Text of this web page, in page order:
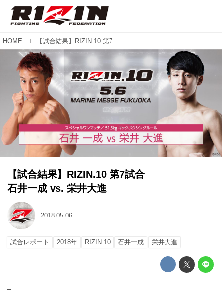
HOME 【試合結果】RIZIN.10 第7試合 石井一成 vs. 栄井大進
【試合結果】RIZIN.10 第7試合
石井一成 vs. 栄井大進
2018-05-06
試合レポート 2018年 RIZIN.10 石井一成 栄井大進